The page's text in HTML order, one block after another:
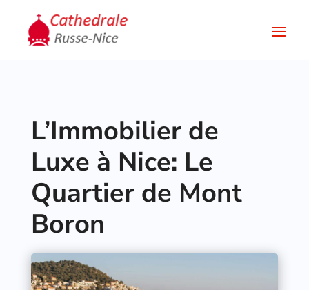
L’Immobilier de
Luxe à Nice: Le
Quartier de Mont
Boron